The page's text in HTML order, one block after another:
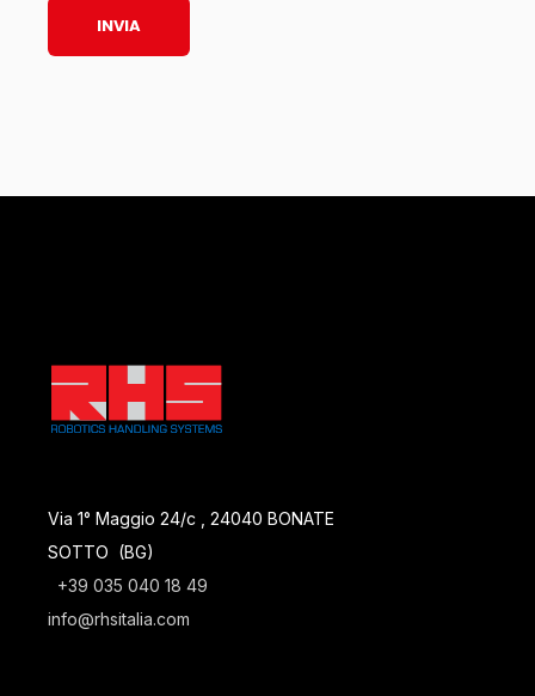
Via 1° Maggio 24/c , 24040 BONATE
SOTTO (BG)
+39 035 040 18 49
info@rhsitalia.com